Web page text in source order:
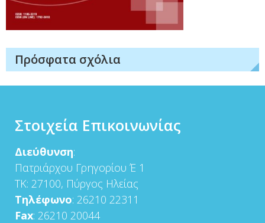
Πρόσφατα σχόλια
Στοιχεία Επικοινωνίας
Διεύθυνση:
Πατριάρχου Γρηγορίου Έ 1
ΤΚ: 27100, Πύργος Ηλείας
Τηλέφωνο: 26210 22311
Fax: 26210 20044